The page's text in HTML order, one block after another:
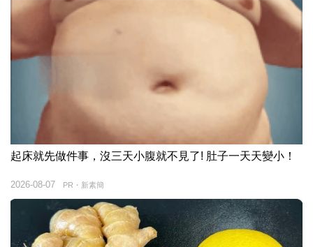
起床就先做件事，沒三天小腹就不見了! 肚子一天天變小！
PR・新素簡
2026-08-07